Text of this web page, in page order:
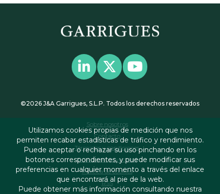
©2026 J&A Garrigues, S.L.P. Todos los derechos reservados
Sobre nosotros
Contacto
Términos y condiciones
Política de privacidad
Política de cookies
RSS
Utilizamos cookies propias de medición que nos
permiten recabar estadísticas de tráfico y rendimiento.
Puede aceptar o rechazar su uso pinchando en los
botones correspondientes, y puede modificar sus
preferencias en cualquier momento a través del enlace
que encontrará al pie de la web.
Puede obtener más información consultando nuestra